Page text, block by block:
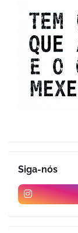
Siga-nós